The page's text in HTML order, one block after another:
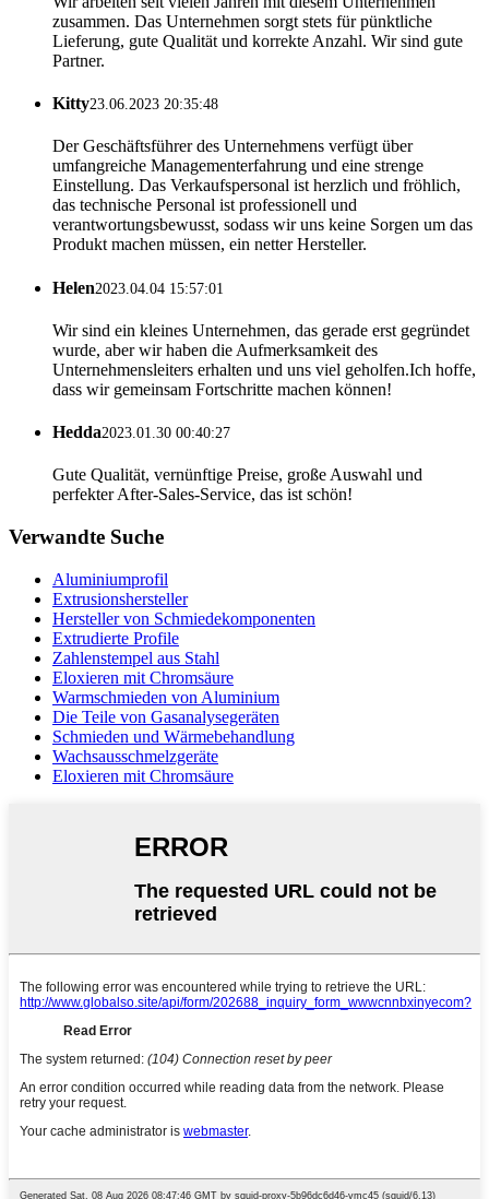
zusammen. Das Unternehmen sorgt stets für pünktliche
Lieferung, gute Qualität und korrekte Anzahl. Wir sind gute
Partner.
Kitty23.06.2023 20:35:48
Der Geschäftsführer des Unternehmens verfügt über
umfangreiche Managementerfahrung und eine strenge
Einstellung. Das Verkaufspersonal ist herzlich und fröhlich,
das technische Personal ist professionell und
verantwortungsbewusst, sodass wir uns keine Sorgen um das
Produkt machen müssen, ein netter Hersteller.
Helen2023.04.04 15:57:01
Wir sind ein kleines Unternehmen, das gerade erst gegründet
wurde, aber wir haben die Aufmerksamkeit des
Unternehmensleiters erhalten und uns viel geholfen.Ich hoffe,
dass wir gemeinsam Fortschritte machen können!
Hedda2023.01.30 00:40:27
Gute Qualität, vernünftige Preise, große Auswahl und
perfekter After-Sales-Service, das ist schön!
Verwandte Suche
Aluminiumprofil
Extrusionshersteller
Hersteller von Schmiedekomponenten
Extrudierte Profile
Zahlenstempel aus Stahl
Eloxieren mit Chromsäure
Warmschmieden von Aluminium
Die Teile von Gasanalysegeräten
Schmieden und Wärmebehandlung
Wachsausschmelzgeräte
Eloxieren mit Chromsäure